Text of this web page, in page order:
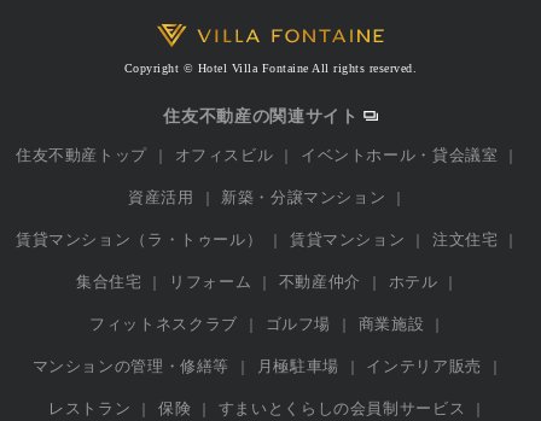
Copyright © Hotel Villa Fontaine All rights reserved.
住友不動産の関連サイト
住友不動産トップ オフィスビル イベントホール・貸会議室
資産活用 新築・分譲マンション
賃貸マンション（ラ・トゥール） 賃貸マンション 注文住宅
集合住宅 リフォーム 不動産仲介 ホテル
フィットネスクラブ ゴルフ場 商業施設
マンションの管理・修繕等 月極駐車場 インテリア販売
レストラン 保険 すまいとくらしの会員制サービス